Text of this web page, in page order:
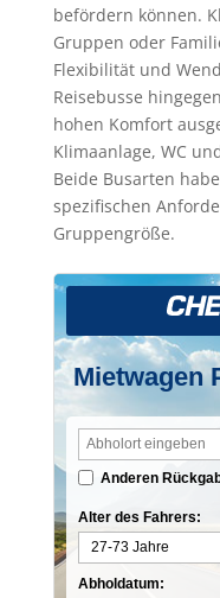
befördern können.
Gruppen oder
Flexibilität und
Reisebusse
hohen Komfort
Klimaanlage, WC
Beide Busarten
spezifischen
Gruppengröße.
Mietwagen
Anderen
Alter des Fahrers:
Abholdatum: